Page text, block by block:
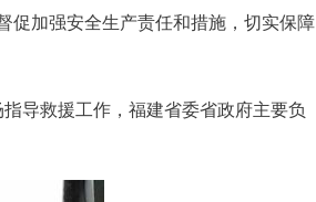
促加强安全生产责任和措施，切实保障
导救援工作，福建省委省政府主要负